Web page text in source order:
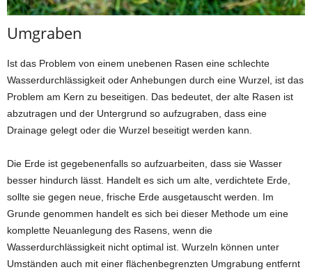
Umgraben
Ist das Problem von einem unebenen Rasen eine schlechte
Wasserdurchlässigkeit oder Anhebungen durch eine Wurzel, ist das
Problem am Kern zu beseitigen. Das bedeutet, der alte Rasen ist
abzutragen und der Untergrund so aufzugraben, dass eine
Drainage gelegt oder die Wurzel beseitigt werden kann.
Die Erde ist gegebenenfalls so aufzuarbeiten, dass sie Wasser
besser hindurch lässt. Handelt es sich um alte, verdichtete Erde,
sollte sie gegen neue, frische Erde ausgetauscht werden. Im
Grunde genommen handelt es sich bei dieser Methode um eine
komplette Neuanlegung des Rasens, wenn die
Wasserdurchlässigkeit nicht optimal ist. Wurzeln können unter
Umständen auch mit einer flächenbegrenzten Umgrabung entfernt